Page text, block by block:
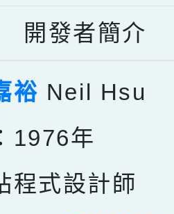
科學小創客佳
開發者簡介
裕 Neil Hsu
1976年
程式設計師